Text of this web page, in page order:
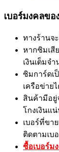
เบอร์มงคลขอ
ทางร้านจ
หากซิมเสี
เงินเต็มจ
ซิมการ์ดเ
เครือข่าย
สินค้ามีอยู่
โกงเงินแ
เบอร์ที่ขา
ติดตามเบ
ซื้อเบอร์ม